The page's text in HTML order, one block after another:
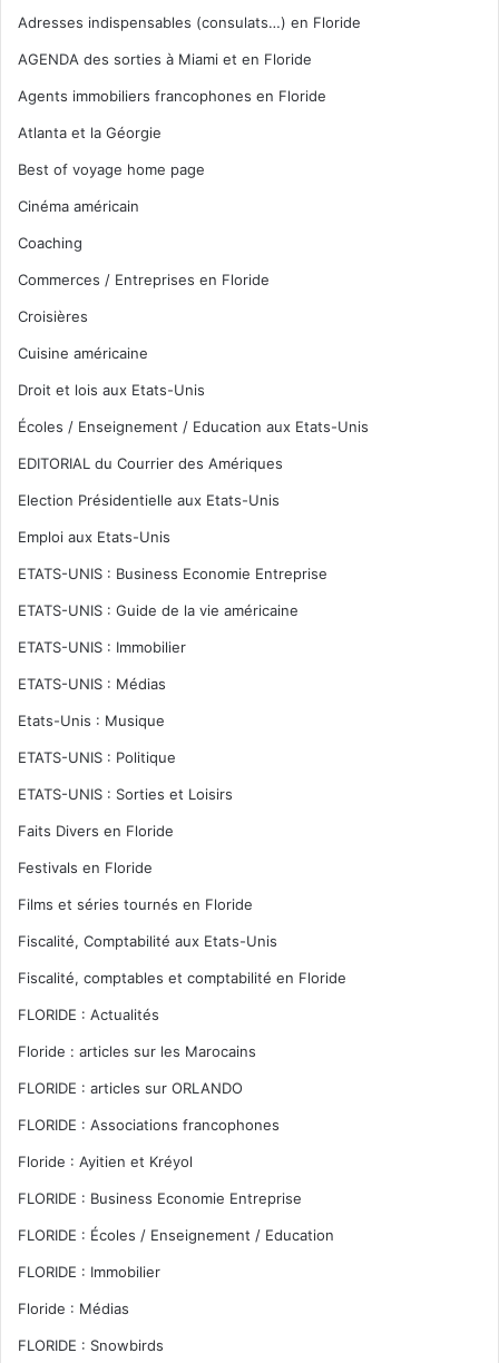
Adresses indispensables (consulats…) en Floride
AGENDA des sorties à Miami et en Floride
Agents immobiliers francophones en Floride
Atlanta et la Géorgie
Best of voyage home page
Cinéma américain
Coaching
Commerces / Entreprises en Floride
Croisières
Cuisine américaine
Droit et lois aux Etats-Unis
Écoles / Enseignement / Education aux Etats-Unis
EDITORIAL du Courrier des Amériques
Election Présidentielle aux Etats-Unis
Emploi aux Etats-Unis
ETATS-UNIS : Business Economie Entreprise
ETATS-UNIS : Guide de la vie américaine
ETATS-UNIS : Immobilier
ETATS-UNIS : Médias
Etats-Unis : Musique
ETATS-UNIS : Politique
ETATS-UNIS : Sorties et Loisirs
Faits Divers en Floride
Festivals en Floride
Films et séries tournés en Floride
Fiscalité, Comptabilité aux Etats-Unis
Fiscalité, comptables et comptabilité en Floride
FLORIDE : Actualités
Floride : articles sur les Marocains
FLORIDE : articles sur ORLANDO
FLORIDE : Associations francophones
Floride : Ayitien et Kréyol
FLORIDE : Business Economie Entreprise
FLORIDE : Écoles / Enseignement / Education
FLORIDE : Immobilier
Floride : Médias
FLORIDE : Snowbirds